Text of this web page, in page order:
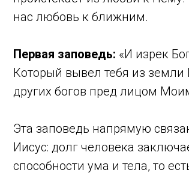
нас любовь к ближним.
Первая заповедь: «И изрек
Который вывел тебя из земли
Эта заповедь напрямую
Иисус: долг человека
способности ума и тела, то